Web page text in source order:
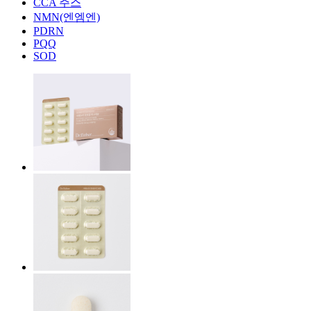
NMN(엔엠엔)
PDRN
PQQ
SOD